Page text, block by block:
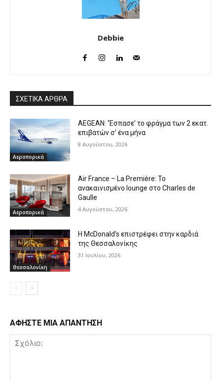
Debbie
ΣΧΕΤΙΚΑ ΑΡΘΡΑ
Αεροπορικά
AEGEAN: ‘Έσπασε’ το φράγμα των 2 εκατ.
επιβατών σ’ ένα μήνα
8 Αυγούστου, 2026
Αεροπορικά
Air France – La Première: Το
ανακαινισμένο lounge στο Charles de
Gaulle
4 Αυγούστου, 2026
Θεσσαλονίκη
Η McDonald’s επιστρέφει στην καρδιά
της Θεσσαλονίκης
31 Ιουλίου, 2026
ΑΦΗΣΤΕ ΜΙΑ ΑΠΑΝΤΗΣΗ